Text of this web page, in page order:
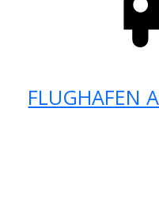
FLUGHAFEN